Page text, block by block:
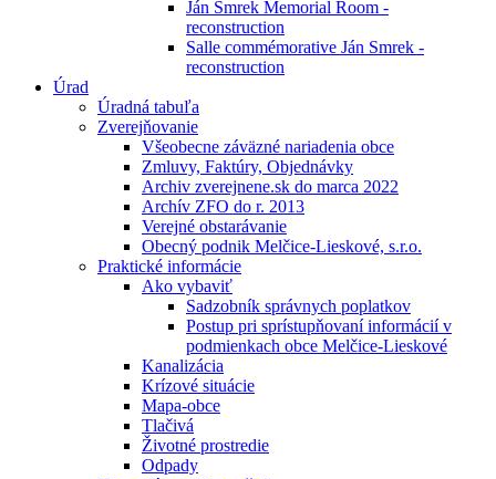
Ján Smrek Memorial Room -
reconstruction
Salle commémorative Ján Smrek -
reconstruction
Úrad
Úradná tabuľa
Zverejňovanie
Všeobecne záväzné nariadenia obce
Zmluvy, Faktúry, Objednávky
Archiv zverejnene.sk do marca 2022
Archív ZFO do r. 2013
Verejné obstarávanie
Obecný podnik Melčice-Lieskové, s.r.o.
Praktické informácie
Ako vybaviť
Sadzobník správnych poplatkov
Postup pri sprístupňovaní informácií v
podmienkach obce Melčice-Lieskové
Kanalizácia
Krízové situácie
Mapa-obce
Tlačivá
Životné prostredie
Odpady